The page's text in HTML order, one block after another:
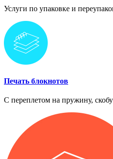
Услуги по упаковке и
Печать блокнотов
С переплетом на пружину,